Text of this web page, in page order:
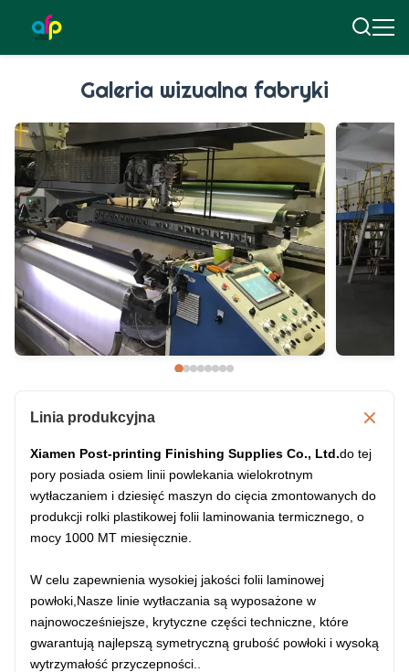
Galeria wizualna fabryki
Linia produkcyjna
Xiamen Post-printing Finishing Supplies Co., Ltd.do tej
pory posiada osiem linii powlekania wielokrotnym
wytłaczaniem i dziesięć maszyn do cięcia zmontowanych do
produkcji rolki plastikowej folii laminowania termicznego, o
mocy 1000 MT miesięcznie.
W celu zapewnienia wysokiej jakości folii laminowej
powłoki,Nasze linie wytłaczania są wyposażone w
najnowocześniejsze, krytyczne części techniczne, które
gwarantują najlepszą symetryczną grubość powłoki i wysoką
wytrzymałość przyczepności..